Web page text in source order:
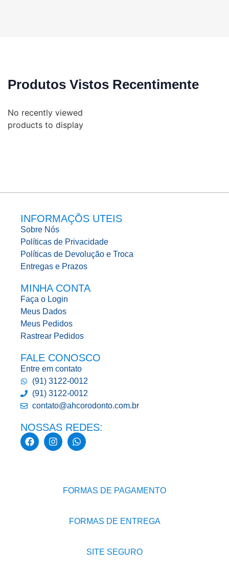
Produtos Vistos Recentimente
No recently viewed
products to display
INFORMAÇÕS UTEIS
Sobre Nós
Políticas de Privacidade
Políticas de Devolução e Troca
Entregas e Prazos
MINHA CONTA
Faça o Login
Meus Dados
Meus Pedidos
Rastrear Pedidos
FALE CONOSCO
Entre em contato
(91) 3122-0012
(91) 3122-0012
contato@ahcorodonto.com.br
NOSSAS REDES:
FORMAS DE PAGAMENTO
FORMAS DE ENTREGA
SITE SEGURO